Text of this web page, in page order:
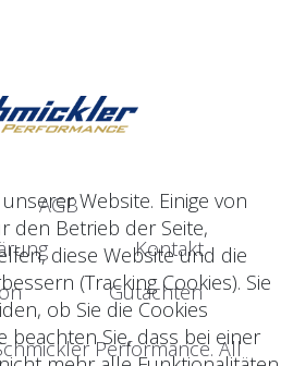
AGB
Kontakt
Gutachten
Performance. All
Website. Einige von
den Betrieb der Seite,
diese Website und die
(Tracking Cookies). Sie
ob Sie die Cookies
beachten Sie, dass bei einer